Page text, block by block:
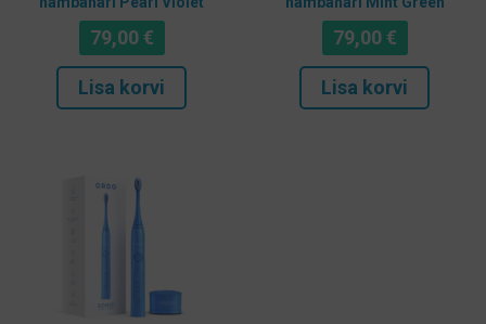
79,00€
Lisa korvi
79,00€
Lisa korvi